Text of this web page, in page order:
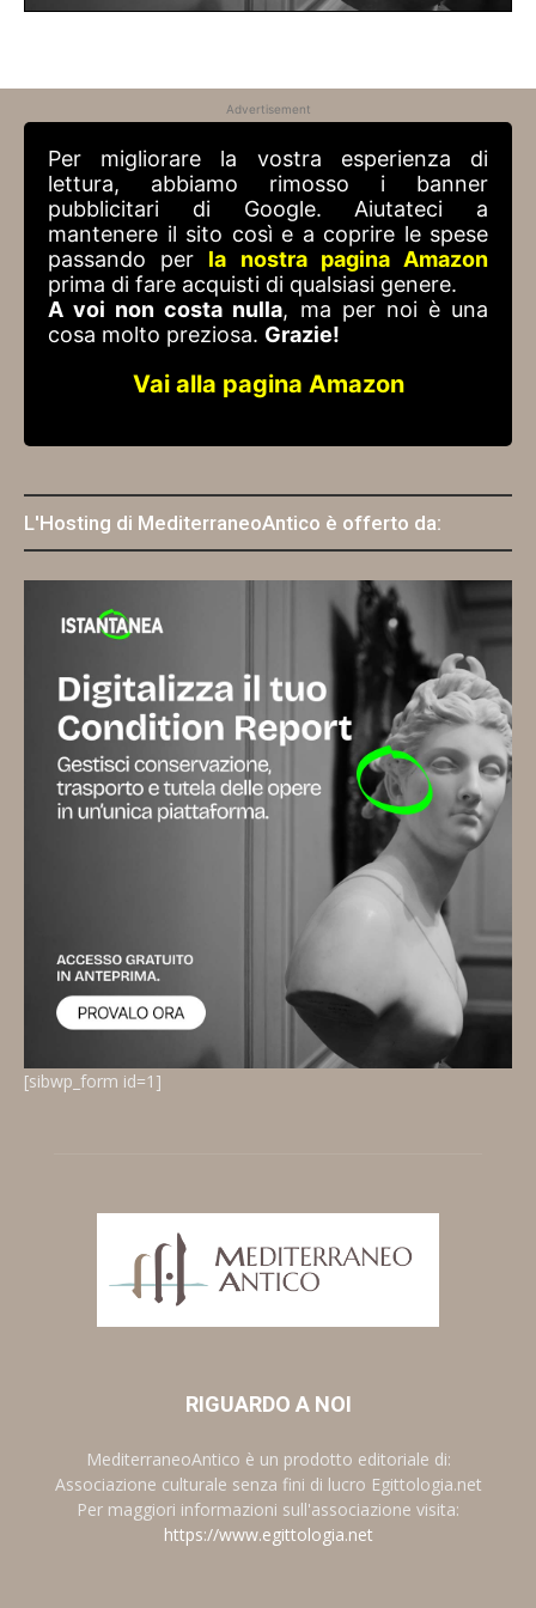
Advertisement
Per migliorare la vostra esperienza di
lettura, abbiamo rimosso i banner
pubblicitari di Google. Aiutateci a
mantenere il sito così e a coprire le spese
passando per la nostra pagina Amazon
prima di fare acquisti di qualsiasi genere.
A voi non costa nulla, ma per noi è una
cosa molto preziosa. Grazie!
Vai alla pagina Amazon
L'Hosting di MediterraneoAntico è offerto da:
[sibwp_form id=1]
RIGUARDO A NOI
MediterraneoAntico è un prodotto editoriale di:
Associazione culturale senza fini di lucro Egittologia.net
Per maggiori informazioni sull'associazione visita:
https://www.egittologia.net